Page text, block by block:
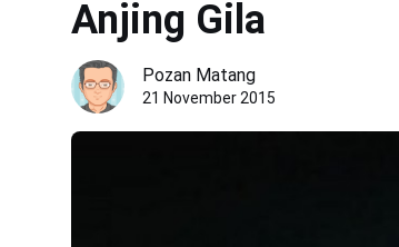
Anjing Gila
Pozan Matang
21 November 2015